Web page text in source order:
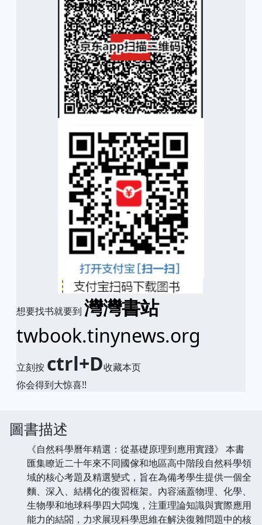
想要找书就要到 灣灣書站
twbook.tinynews.org
立刻按 ctrl+D收藏本页
你会得到大惊喜!!
圖書描述
《自然科學曆年精選：從基礎原理到應用實踐》 本書
匯集瞭近二十年來不同國傢和地區高中階段自然科學領
域的核心考題及精選變式，旨在為備考學生提供一個全
麵、深入、結構化的復習框架。內容涵蓋物理、化學、
生物學和地球科學四大闆塊，注重理論知識與實際應用
能力的結閤，力求展現科學思維在解決復雜問題中的核